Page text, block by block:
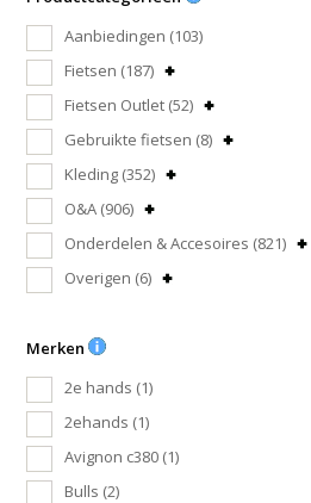
Aanbiedingen (103)
Fietsen (187)
Fietsen Outlet (52)
Gebruikte fietsen (8)
Kleding (352)
O&A (906)
Onderdelen & Accesoires (821)
Overigen (6)
Merken
2e hands (1)
2ehands (1)
Avignon c380 (1)
Bulls (2)